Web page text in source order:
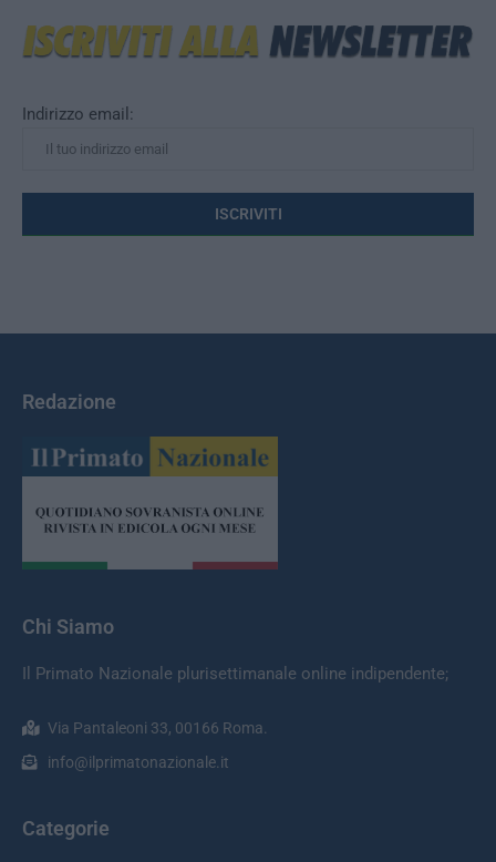
Indirizzo email:
Redazione
Chi Siamo
Il Primato Nazionale plurisettimanale online indipendente;
Via Pantaleoni 33, 00166 Roma.
info@ilprimatonazionale.it
Categorie